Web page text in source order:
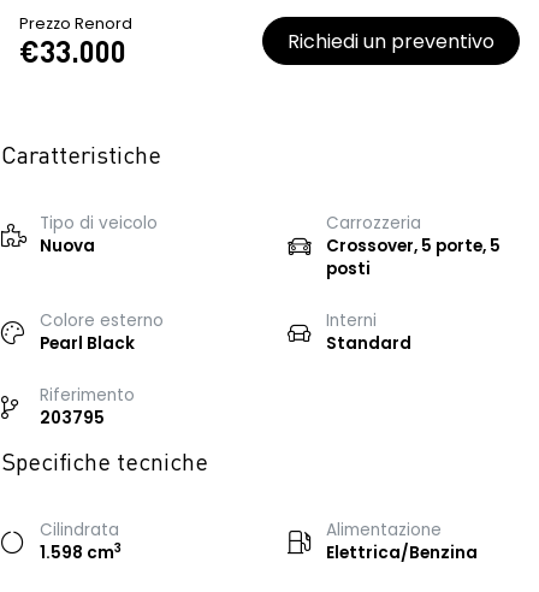
Prezzo Renord
€33.000 Richiedi un preventivo
Caratteristiche
Tipo di veicolo
Nuova
Carrozzeria
Crossover, 5 porte, 5
posti
Colore esterno
Pearl Black
Interni
Standard
Riferimento
203795
Specifiche tecniche
Cilindrata
1.598 cm3
Alimentazione
Elettrica/Benzina